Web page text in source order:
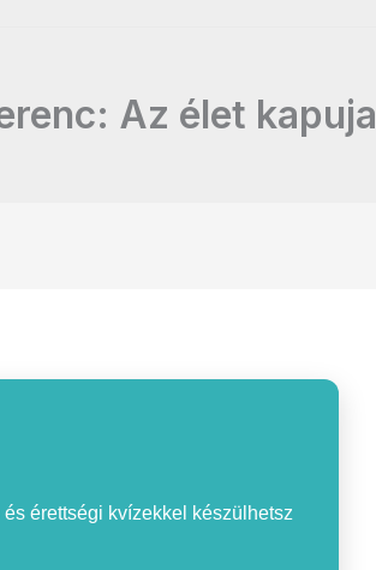
Az élet kapuja
érettségi kvízekkel készülhetsz